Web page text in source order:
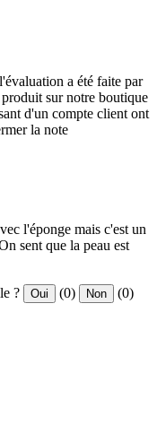
a été faite par
sur notre boutique
d'un compte client ont
la note
l'éponge mais c'est un
sent que la peau est
? Oui (0) Non (0)